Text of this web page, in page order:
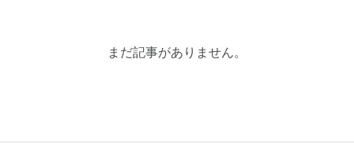
まだ記事がありません。